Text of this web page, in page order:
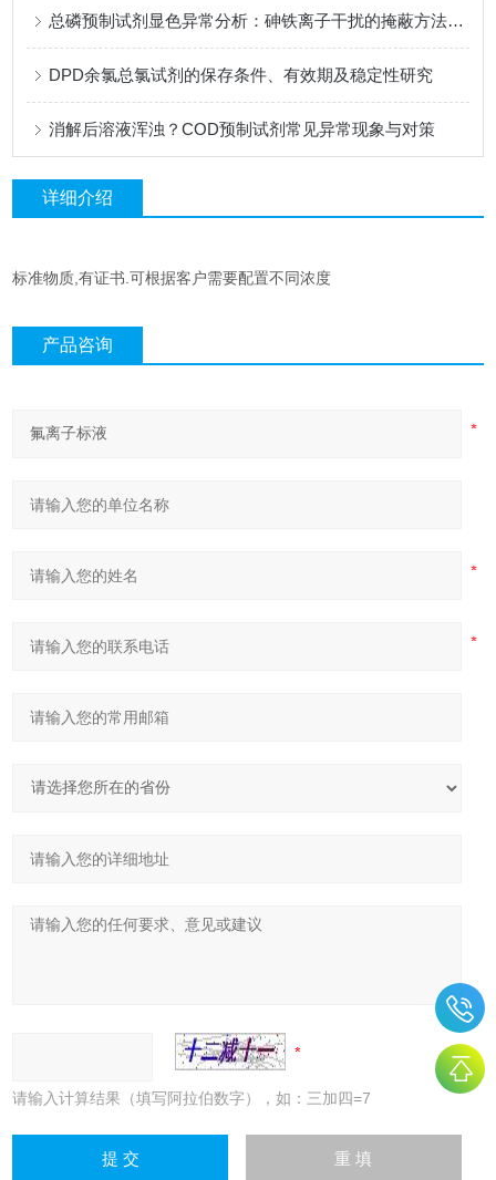
总磷预制试剂显色异常分析：砷铁离子干扰的掩蔽方法与质控样验证
DPD余氯总氯试剂的保存条件、有效期及稳定性研究
消解后溶液浑浊？COD预制试剂常见异常现象与对策
详细介绍
标准物质,有证书.可根据客户需要配置不同浓度
产品咨询
请输入计算结果（填写阿拉伯数字），如：三加四=7